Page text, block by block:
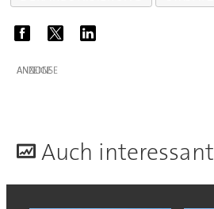
ANZEIGE
Auch interessant